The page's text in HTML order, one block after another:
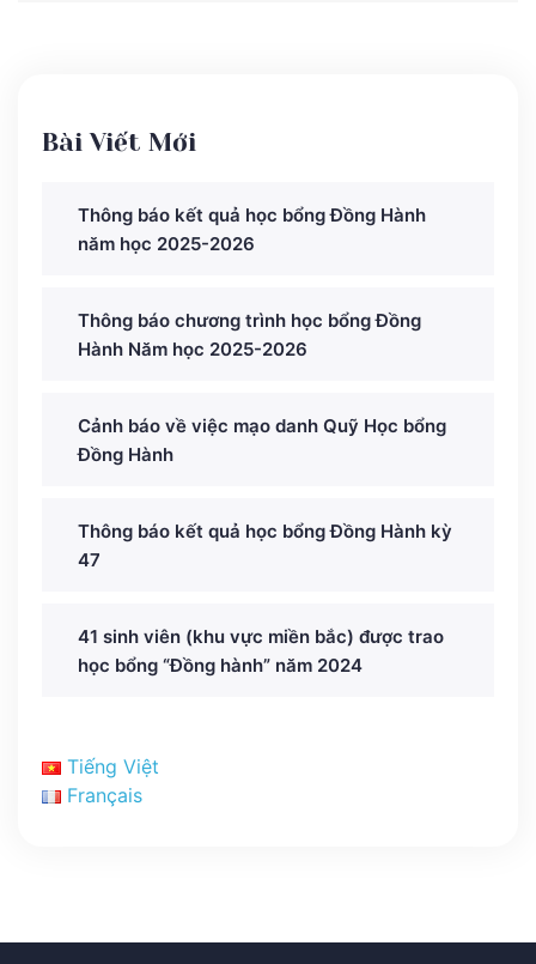
Bài Viết Mới
Thông báo kết quả học bổng Đồng Hành
năm học 2025-2026
Thông báo chương trình học bổng Đồng
Hành Năm học 2025-2026
Cảnh báo về việc mạo danh Quỹ Học bổng
Đồng Hành
Thông báo kết quả học bổng Đồng Hành kỳ
47
41 sinh viên (khu vực miền bắc) được trao
học bổng “Đồng hành” năm 2024
Tiếng Việt
Français